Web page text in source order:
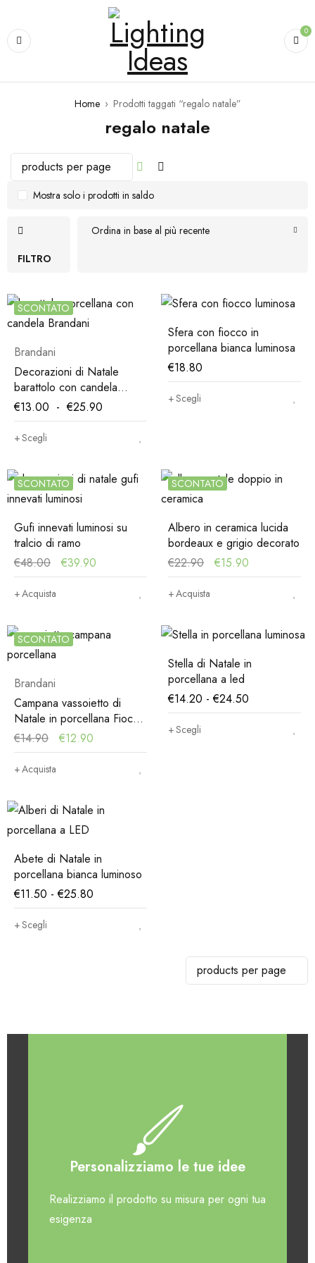
0
Home › Prodotti taggati “regalo natale”
regalo natale
FILTRO
Ordina in base al più recente
Mostra solo i prodotti in saldo
SCONTATO
Brandani
Decorazioni di Natale
barattolo con candela
profumazione lavanda
€13.00 - €25.90
Scegli
Sfera con fiocco in
porcellana bianca luminosa
€18.80
Scegli
SCONTATO
Gufi innevati luminosi su
tralcio di ramo
€48.00 €39.90
Acquista
SCONTATO
Albero in ceramica lucida
bordeaux e grigio decorato
€22.90 €15.90
Acquista
SCONTATO
Brandani
Campana vassoietto di
Natale in porcellana Fiocco
di Neve
€14.90 €12.90
Acquista
Stella di Natale in
porcellana a led
€14.20 - €24.50
Scegli
Abete di Natale in
porcellana bianca luminoso
€11.50 - €25.80
Scegli
Personalizziamo le tue idee
Realizziamo il prodotto su misura per ogni tua
esigenza